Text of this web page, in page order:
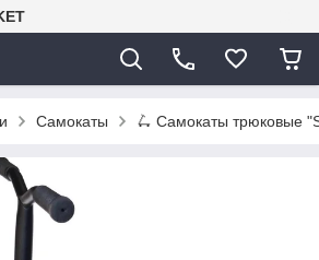
Самокаты 🛴 Самокаты трюковые